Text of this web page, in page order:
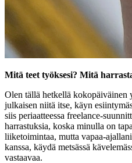
Mitä teet työksesi? Mitä
Olen tällä hetkellä
julkaisen niitä itse, käyn
siis periaatteessa freelance-
harrastuksia, koska minulla on
liiketoimintaa, mutta vapaa-
kanssa, käydä metsässä
vastaavaa.